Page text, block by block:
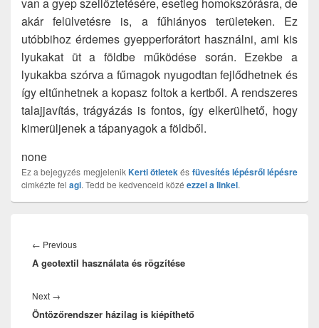
van a gyep szellőztetésére, esetleg homokszórásra, de
akár felülvetésre is, a fűhiányos területeken. Ez
utóbbihoz érdemes gyepperforátort használni, ami kis
lyukakat üt a földbe működése során. Ezekbe a
lyukakba szórva a fűmagok nyugodtan fejlődhetnek és
így eltűnhetnek a kopasz foltok a kertből. A rendszeres
talajjavítás, trágyázás is fontos, így elkerülhető, hogy
kimerüljenek a tápanyagok a földből.
none
Ez a bejegyzés megjelenikKerti ötletekés füvesítés lépésről lépésre
cimkézte fel agi. Tedd be kedvenceid közé ezzel a linkel.
navigáció
← PreviousPrevious
post:
A geotextil használata és rögzítése
Next →
post:
Öntözőrendszer házilag is kiépíthető